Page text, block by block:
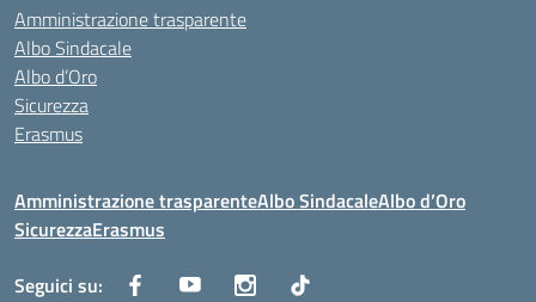
Amministrazione trasparente
Albo Sindacale
Albo d’Oro
Sicurezza
Erasmus
Amministrazione trasparenteAlbo SindacaleAlbo d’Oro
SicurezzaErasmus
Seguici su: